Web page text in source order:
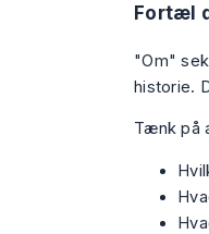
Fortæl
"Om"
historie.
Tænk på